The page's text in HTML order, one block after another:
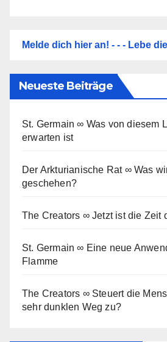
Melde dich hier an! - - - Lebe
Neueste Beiträge
St. Germain ∞ Was von diesem
erwarten ist
Der Arkturianische Rat ∞ Was
geschehen?
The Creators ∞ Jetzt ist die Zeit
St. Germain ∞ Eine neue
Flamme
The Creators ∞ Steuert die
sehr dunklen Weg zu?